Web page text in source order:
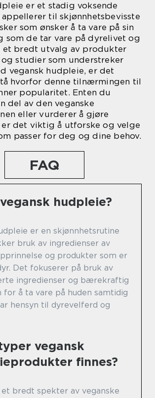
er et stadig voksende
appellerer til skjønnhetsbevisste
som ønsker å ta vare på sin
som de tar vare på dyrelivet og
et bredt utvalg av produkter
studier som understreker
vegansk hudpleie, er det
hvorfor denne tilnærmingen til
popularitet. Enten du
del av den veganske
eller vurderer å gjøre
er det viktig å utforske og velge
passer for deg og dine behov.
FAQ
hudpleie?
er en skjønnhetsrutine
bruk av ingredienser av
og produkter som er
Det fokuserer på bruk av
ingredienser og bærekraftig
for å ta vare på huden samtidig
hensyn til dyrevelferd og
vegansk
finnes?
bredt spekter av veganske